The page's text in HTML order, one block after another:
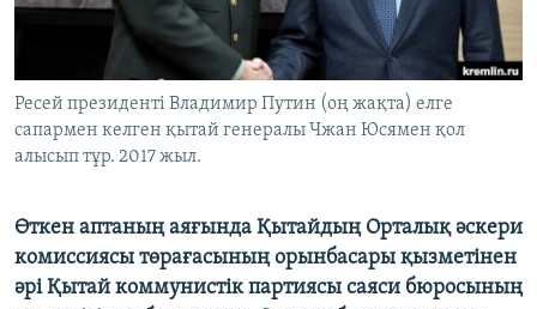
Басқа тілдерде
Ресей президенті Владимир Путин (оң жақта) елге
сапармен келген қытай генералы Чжан Юсямен қол
алысып тұр. 2017 жыл.
Өткен аптаның аяғында Қытайдың Орталық әскери
комиссиясы төрағасының орынбасары қызметінен
әрі Қытай коммунистік партиясы саяси бюросының